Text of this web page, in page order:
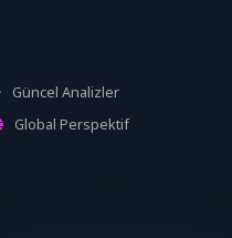
Güncel Analizler
Global Perspektif